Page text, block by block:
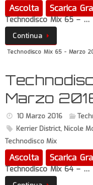
Ascolta Scarica
Technodisco Mix 65 – …
Continua
Technodisco Mix 65 - Marzo
Marzo
10 Marzo 2016
Kerrier District, Nicole
Technodisco Mix
Ascolta Scarica
Technodisco Mix 64 – …